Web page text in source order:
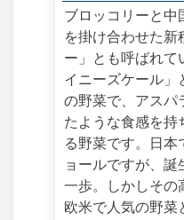
ブロッコリーと中
を掛け合わせた新
ー」とも呼ばれて
イニーズケール」
の野菜で、アスパ
たような食感を持
る野菜です。日本
ョールですが、
一歩。しかしその
欧米で人気の野菜